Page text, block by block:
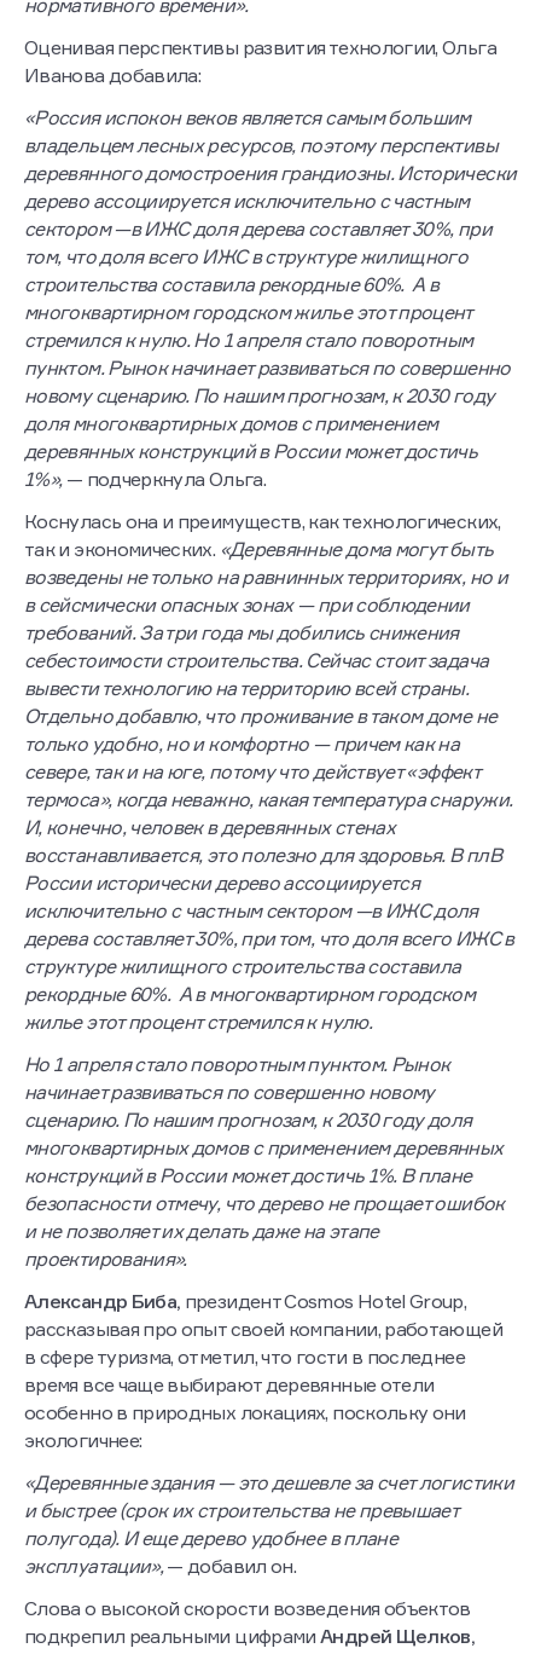
нормативного времени».
Оценивая перспективы развития технологии, Ольга
Иванова добавила:
«Россия испокон веков является самым большим
владельцем лесных ресурсов, поэтому перспективы
деревянного домостроения грандиозны. Исторически
дерево ассоциируется исключительно с частным
сектором —в ИЖС доля дерева составляет 30%, при
том, что доля всего ИЖС в структуре жилищного
строительства составила рекордные 60%. А в
многоквартирном городском жилье этот процент
стремился к нулю. Но 1 апреля стало поворотным
пунктом. Рынок начинает развиваться по совершенно
новому сценарию. По нашим прогнозам, к 2030 году
доля многоквартирных домов с применением
деревянных конструкций в России может достичь
1%»,— подчеркнула Ольга.
Коснулась она и преимуществ, как технологических,
так и экономических. «Деревянные дома могут быть
возведены не только на равнинных территориях, но и
в сейсмически опасных зонах — при соблюдении
требований. За три года мы добились снижения
себестоимости строительства. Сейчас стоит задача
вывести технологию на территорию всей страны.
Отдельно добавлю, что проживание в таком доме не
только удобно, но и комфортно — причем как на
севере, так и на юге, потому что действует «эффект
термоса», когда неважно, какая температура снаружи.
И, конечно, человек в деревянных стенах
восстанавливается, это полезно для здоровья. В плВ
России исторически дерево ассоциируется
исключительно с частным сектором —в ИЖС доля
дерева составляет 30%, при том, что доля всего ИЖС в
структуре жилищного строительства составила
рекордные 60%. А в многоквартирном городском
жилье этот процент стремился к нулю.
Но 1 апреля стало поворотным пунктом. Рынок
начинает развиваться по совершенно новому
сценарию. По нашим прогнозам, к 2030 году доля
многоквартирных домов с применением деревянных
конструкций в России может достичь 1%. В плане
безопасности отмечу, что дерево не прощает ошибок
и не позволяет их делать даже на этапе
проектирования».
Александр Биба, президент Cosmos Hotel Group,
рассказывая про опыт своей компании, работающей
в сфере туризма, отметил, что гости в последнее
время все чаще выбирают деревянные отели
особенно в природных локациях, поскольку они
экологичнее:
«Деревянные здания — это дешевле за счет логистики
и быстрее (срок их строительства не превышает
полугода). И еще дерево удобнее в плане
эксплуатации»,— добавил он.
Слова о высокой скорости возведения объектов
подкрепил реальными цифрамиАндрей Щелков,